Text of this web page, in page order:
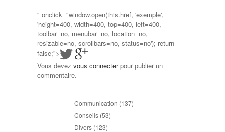
" onclick="window.open(this.href, 'exemple',
'height=400, width=400, top=400, left=400,
toolbar=no, menubar=no, location=no,
resizable=no, scrollbars=no, status=no'); return
false;">
Vous devez vous connecterpour publier un
commentaire.
Communication (137)
Conseils (53)
Divers (123)